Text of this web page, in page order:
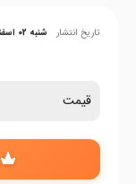
تاریخ انتشار شنبه 02 اسفند 1404
قیمت